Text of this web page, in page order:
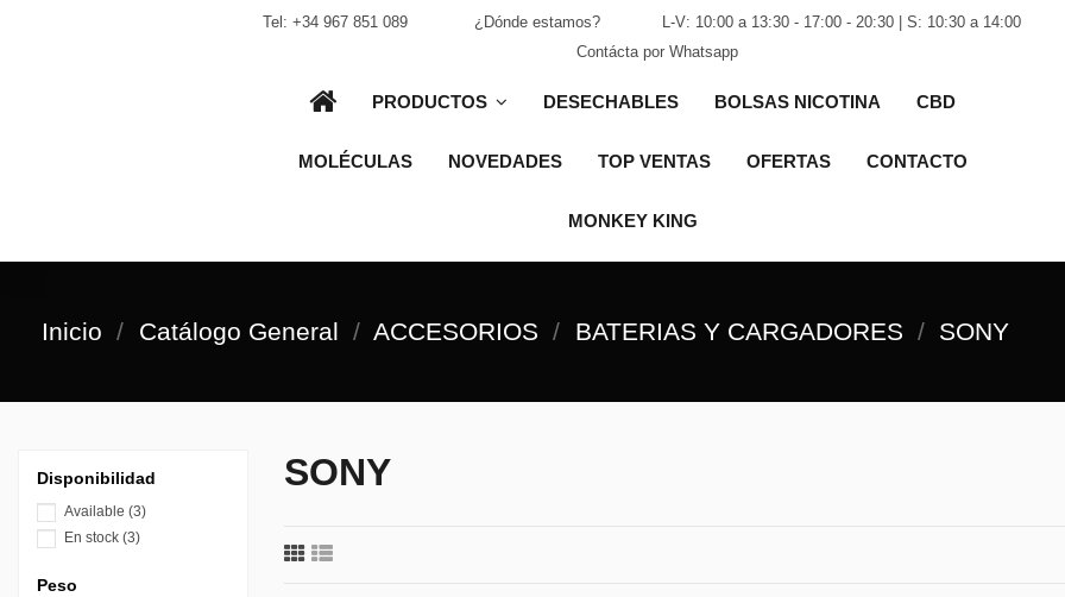
Tel:+34 967 851 089 ¿Dónde estamos?
L-V: 10:00 a 13:30 - 17:00 - 20:30 | S: 10:30 a 14:00
Contácta por Whatsapp
PRODUCTOS DESECHABLES BOLSAS NICOTINA CBD
MOLÉCULAS NOVEDADES TOP VENTAS OFERTAS CONTACTO
MONKEY KING
Inicio Catálogo General ACCESORIOS BATERIAS Y CARGADORES SONY
SONY
Disponibilidad
Available (3)
En stock (3)
Peso